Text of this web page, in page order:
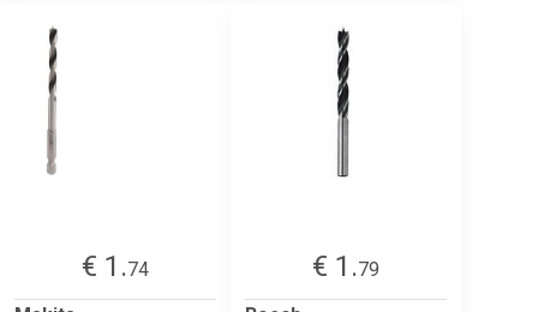
€ 1.74
€ 1.79